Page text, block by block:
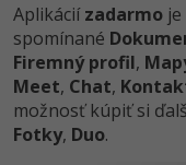
Aplikáciízadarmo
spomínané
Firemný profil,
Meet, Chat,
možnosť kúpiť si
Fotky, Duo.